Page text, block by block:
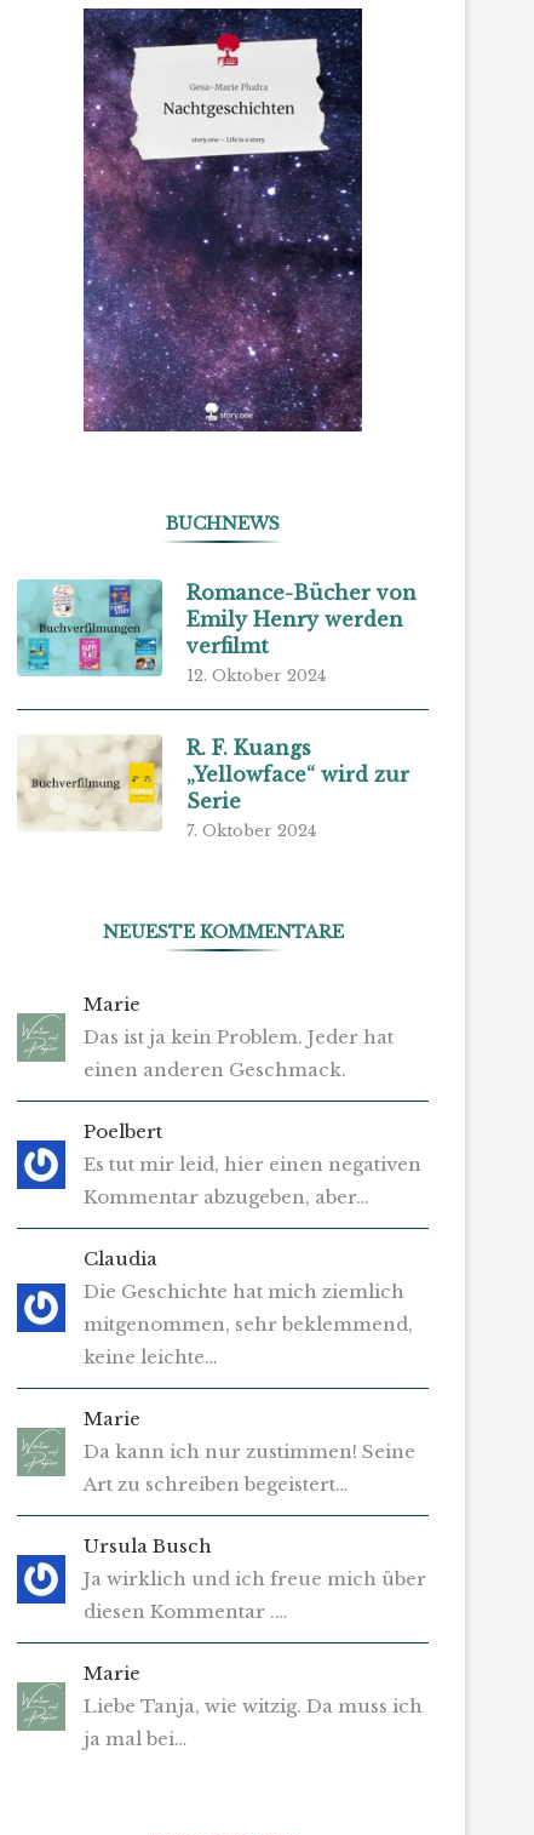
BUCHNEWS
Romance-Bücher von
Emily Henry werden
verfilmt
12. Oktober 2024
R. F. Kuangs
„Yellowface“ wird zur
Serie
7. Oktober 2024
NEUESTE KOMMENTARE
Marie
Das ist ja kein Problem. Jeder hat
einen anderen Geschmack.
Poelbert
Es tut mir leid, hier einen negativen
Kommentar abzugeben, aber…
Claudia
Die Geschichte hat mich ziemlich
mitgenommen, sehr beklemmend,
keine leichte…
Marie
Da kann ich nur zustimmen! Seine
Art zu schreiben begeistert…
Ursula Busch
Ja wirklich und ich freue mich über
diesen Kommentar .…
Marie
Liebe Tanja, wie witzig. Da muss ich
ja mal bei…